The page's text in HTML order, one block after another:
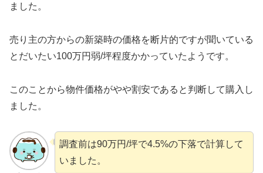
ました。
売り主の方からの新築時の価格を断片的ですが聞いている
とだいたい100万円弱/坪程度かかっていたようです。
このことから物件価格がやや割安であると判断して購入し
ました。
調査前は90万円/坪で4.5%の下落で計算して
いました。